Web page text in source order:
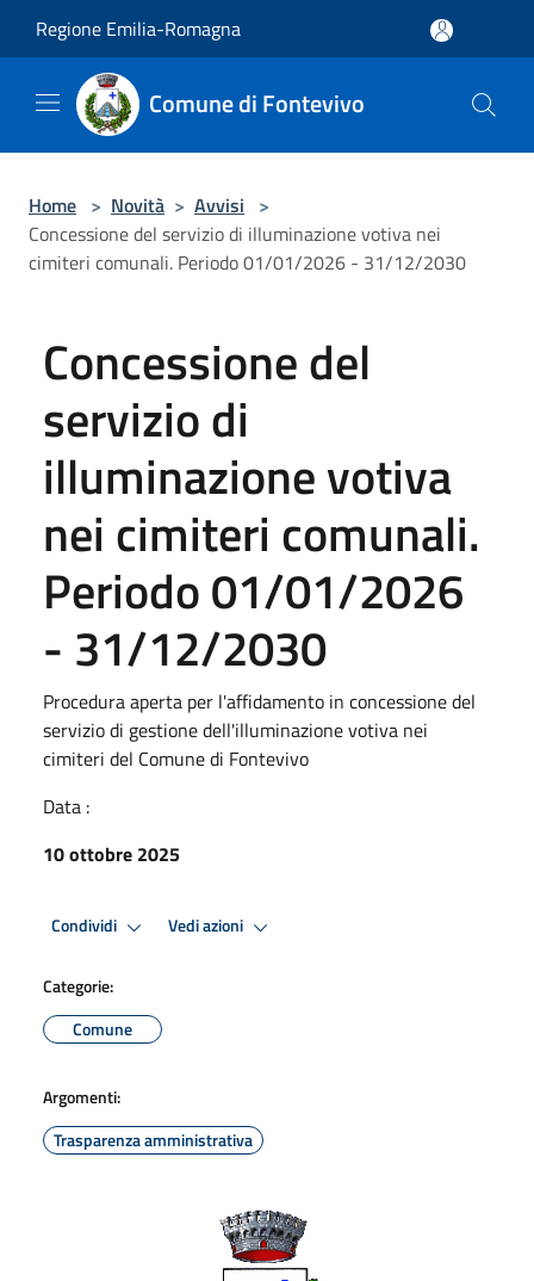
Regione Emilia-Romagna
Comune di Fontevivo
Home > Novità > Avvisi >
Concessione del servizio di illuminazione votiva nei
cimiteri comunali. Periodo 01/01/2026 - 31/12/2030
Concessione del
servizio di
illuminazione votiva
nei cimiteri comunali.
Periodo 01/01/2026
- 31/12/2030
Procedura aperta per l'affidamento in concessione del
servizio di gestione dell'illuminazione votiva nei
cimiteri del Comune di Fontevivo
Data :
10 ottobre 2025
Condividi Vedi azioni
Categorie:
Comune
Argomenti:
Trasparenza amministrativa